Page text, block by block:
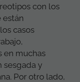
con los
están
casos
en muchas
sesgada y
Por otro lado,